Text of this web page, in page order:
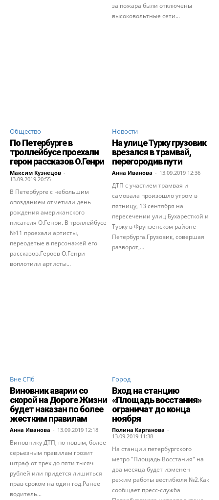
за пожара были отключены
высоковольтные сети...
Общество
По Петербурге в
троллейбусе проехали
герои рассказов О.Генри
Максим Кузнецов -
13.09.2019 20:55
В Петербурге с небольшим
опозданием отметили день
рождения американского
писателя О.Генри. В троллейбусе
№11 проехали артисты,
переодетые в персонажей его
рассказов.Героев О.Генри
воплотили артисты...
Новости
На улице Турку грузовик
врезался в трамвай,
перегородив пути
Анна Иванова - 13.09.2019 12:36
ДТП с участием трамвая и
самовала произошло утром в
пятницу, 13 сентября на
пересечении улиц Бухаресткой и
Турку в Фрунзенском районе
Петербурга.Грузовик, совершая
разворот,...
Вне СПб
Виновник аварии со
скорой на Дороге Жизни
будет наказан по более
жестким правилам
Анна Иванова - 13.09.2019 12:18
Виновнику ДТП, по новым, более
серьезным правилам грозит
штраф от трех до пяти тысяч
рублей или придется лишиться
прав сроком на один год.Ранее
водитель...
Город
Вход на станцию
«Площадь восстания»
ограничат до конца
ноября
Полина Карганова -
13.09.2019 11:38
На станции петербургского
метро "Площадь Восстания" на
два месяца будет изменен
режим работы вестибюля №2.Как
сообщает пресс-служба